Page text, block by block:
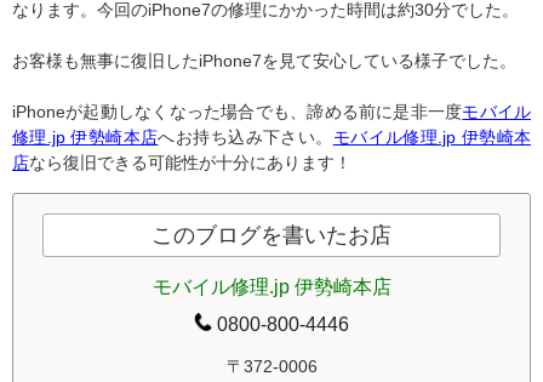
なります。今回のiPhone7の修理にかかった時間は約30分でした。
お客様も無事に復旧したiPhone7を見て安心している様子でした。
iPhoneが起動しなくなった場合でも、諦める前に是非一度モバイル
修理.jp 伊勢崎本店へお持ち込み下さい。 モバイル修理.jp 伊勢崎本
店なら復旧できる可能性が十分にあります！
このブログを書いたお店
モバイル修理.jp 伊勢崎本店
0800-800-4446
〒372-0006